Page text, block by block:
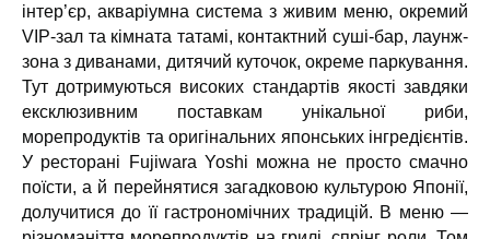
інтер’єр, акваріумна система з живим меню, окремий
VIP-зал та кімната татамі, контактний суші-бар, лаунж-
зона з диванами, дитячий куточок, окреме паркування.
Тут дотримуються високих стандартів якості завдяки
ексклюзивним поставкам унікальної риби,
морепродуктів та оригінальних японських інгредієнтів.
У ресторані Fujiwara Yoshi можна не просто смачно
поїсти, а й перейнятися загадковою культурою Японії,
долучитися до її гастрономічних традицій. В меню —